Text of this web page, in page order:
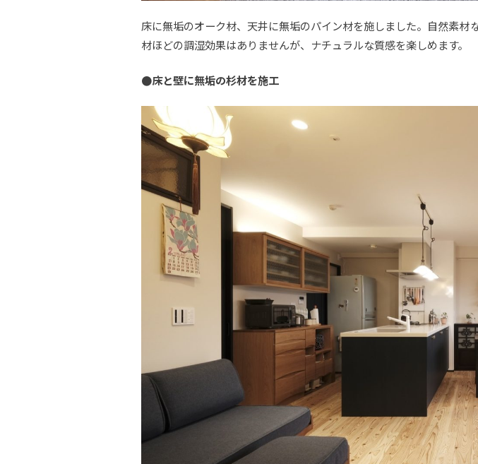
床に無垢のオーク材、天井に無垢のパイン材を施しました。自然素
材ほどの調湿効果はありませんが、ナチュラルな質感を楽しめます。
●床と壁に無垢の杉材を施工